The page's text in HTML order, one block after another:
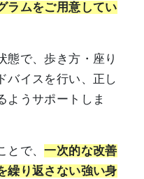
ラムをご用意してい
態で、歩き方・座り
バイスを行い、正し
ようサポートしま
とで、一次的な改善
繰り返さない強い身